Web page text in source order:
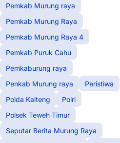
Pemkab Murung raya
Pemkab Murung Raya
Pemkab Murung Raya 4
Pemkab Puruk Cahu
Pemkaburung raya
Penkab Murung raya
Peristiwa
Polda Kalteng
Polri
Polsek Teweh Timur
Seputar Berita Murung Raya